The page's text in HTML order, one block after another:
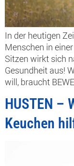
In der heutigen
Menschen in
Sitzen wirkt sich
Gesundheit aus!
will, braucht
HUSTEN –
Keuchen